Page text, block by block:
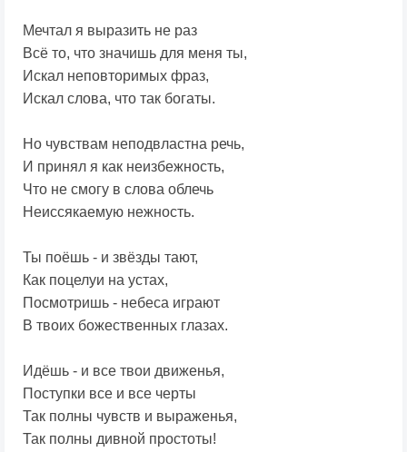
Мечтал я выразить не раз
Всё то, что значишь для меня ты,
Искал неповторимых фраз,
Искал слова, что так богаты.
Но чувствам неподвластна речь,
И принял я как неизбежность,
Что не смогу в слова облечь
Неиссякаемую нежность.
Ты поёшь - и звёзды тают,
Как поцелуи на устах,
Посмотришь - небеса играют
В твоих божественных глазах.
Идёшь - и все твои движенья,
Поступки все и все черты
Так полны чувств и выраженья,
Так полны дивной простоты!